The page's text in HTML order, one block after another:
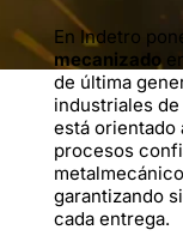
En Indetro
mecanizado
de última
industriales
está orientado
procesos
garantizando
cada entrega.